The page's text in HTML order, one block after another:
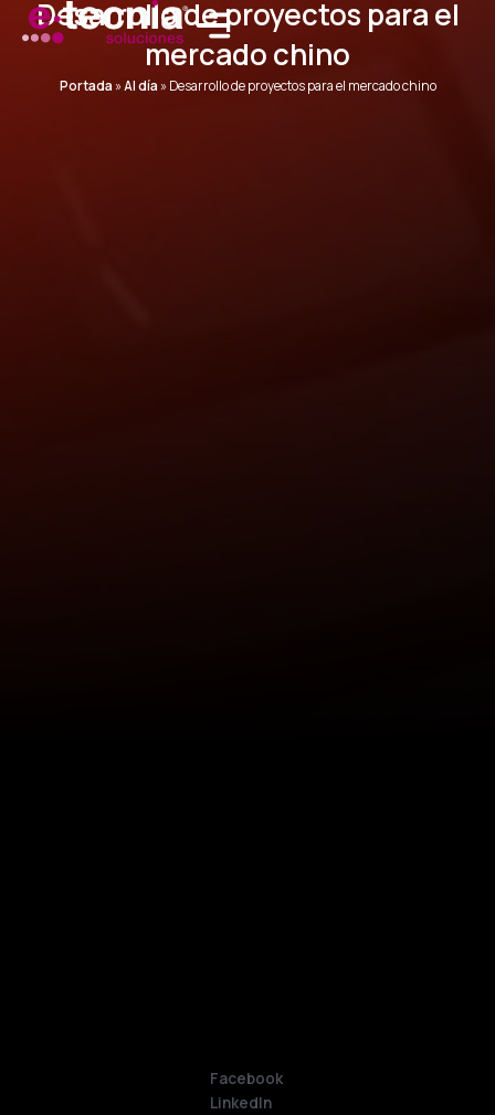
Desarrollo de proyectos para el
mercado chino
Portada »Al día » Desarrollo de proyectos para el mercado chino
Facebook
LinkedIn